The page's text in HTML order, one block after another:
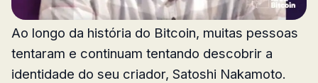
Ao longo da história do Bitcoin, muitas pessoas
tentaram e continuam tentando descobrir a
identidade do seu criador, Satoshi Nakamoto.